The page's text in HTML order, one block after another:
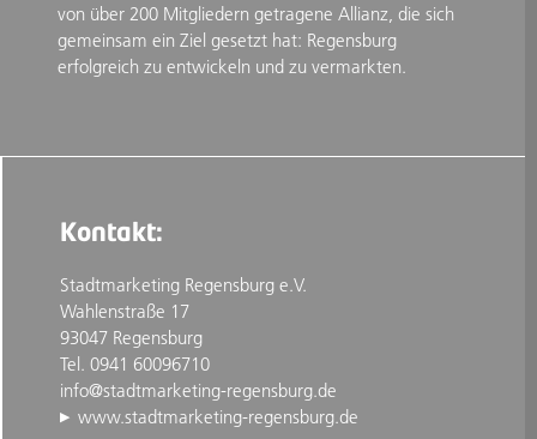
von über 200 Mitgliedern getragene Allianz, die sich
gemeinsam ein Ziel gesetzt hat: Regensburg
erfolgreich zu entwickeln und zu vermarkten.
Kontakt:
Stadtmarketing Regensburg e.V.
Wahlenstraße 17
93047 Regensburg
Tel. 0941 60096710
info@stadtmarketing-regensburg.de
www.stadtmarketing-regensburg.de